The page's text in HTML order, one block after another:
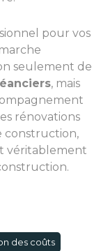
pour vos
seulement de
, mais
rénovations
construction,
véritablement
des coûts